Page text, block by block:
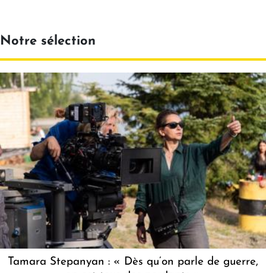
Notre sélection
Tamara Stepanyan : « Dès qu’on parle de guerre,